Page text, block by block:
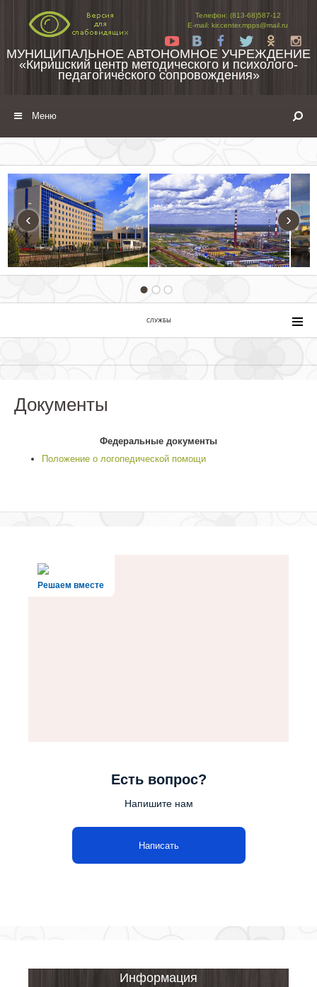
Телефон: (813-68)587-12
E-mail: kir.center.mpps@mail.ru
Yt
Tw
МУНИЦИПАЛЬНОЕ АВТОНОМНОЕ УЧРЕЖДЕНИЕ
«Киришский центр методического и психолого-
педагогического сопровождения»
Меню
‹ ›
СЛУЖБЫ
Документы
Федеральные документы
Положение о логопедической помощи
Решаем вместе
Есть вопрос?
Напишите нам
Написать
Информация